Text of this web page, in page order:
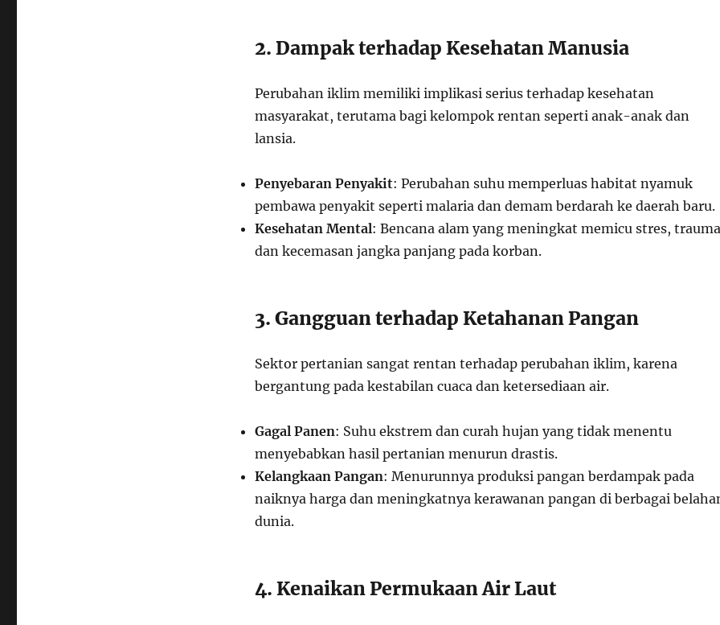
2. Dampak terhadap Kesehatan Manusia
Perubahan iklim memiliki implikasi serius terhadap kesehatan
masyarakat, terutama bagi kelompok rentan seperti anak-anak dan
lansia.
Penyebaran Penyakit: Perubahan suhu memperluas habitat nyamuk
pembawa penyakit seperti malaria dan demam berdarah ke daerah baru.
Kesehatan Mental: Bencana alam yang meningkat memicu stres,
dan kecemasan jangka panjang pada korban.
3. Gangguan terhadap Ketahanan Pangan
Sektor pertanian sangat rentan terhadap perubahan iklim, karena
bergantung pada kestabilan cuaca dan ketersediaan air.
Gagal Panen: Suhu ekstrem dan curah hujan yang tidak menentu
menyebabkan hasil pertanian menurun drastis.
Kelangkaan Pangan: Menurunnya produksi pangan berdampak pada
naiknya harga dan meningkatnya kerawanan pangan di berbagai
dunia.
4. Kenaikan Permukaan Air Laut